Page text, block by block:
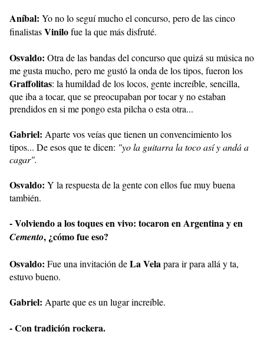
Aníbal: Yo no lo seguí mucho el concurso, pero de las cinco
finalistasVinilofue la que más disfruté.
Osvaldo: Otra de las bandas del concurso que quizá su música no
me gusta mucho, pero me gustó la onda de los tipos, fueron los
Graffolitas: la humildad de los locos, gente increíble, sencilla,
que iba a tocar, que se preocupaban por tocar y no estaban
prendidos en si me pongo esta pilcha o esta otra...
Gabriel: Aparte vos veías que tienen un convencimiento los
tipos... De esos que te dicen: "yo la guitarra la toco así y andá a
cagar".
Osvaldo: Y la respuesta de la gente con ellos fue muy buena
también.
- Volviendo a los toques en vivo: tocaron en Argentina y en
Cemento, ¿cómo fue eso?
Osvaldo: Fue una invitación deLa Velapara ir para allá y ta,
estuvo bueno.
Gabriel: Aparte que es un lugar increíble.
- Con tradición rockera.